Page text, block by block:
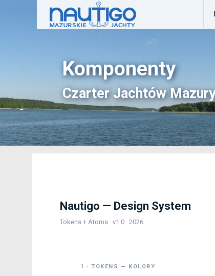
Komponenty
Czarter Jachtów
Nautigo — Design System
Tokens + Atoms · v1.0 · 2026
1 · TOKENS — KOLORY